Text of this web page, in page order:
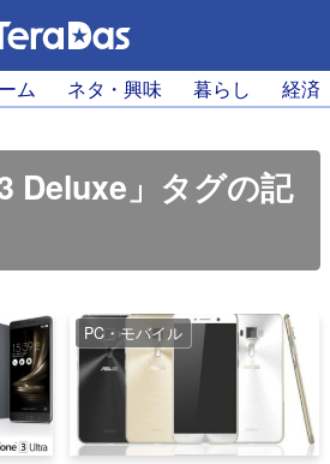
ム ネタ・興味 暮らし 経済
Deluxe」タグの記
PC・モバイル